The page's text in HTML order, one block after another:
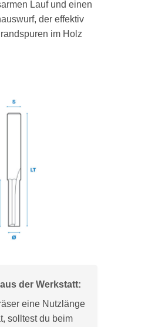
Lauf und einen
der effektiv
im Holz
der Werkstatt:
eine Nutzlänge
solltest du beim